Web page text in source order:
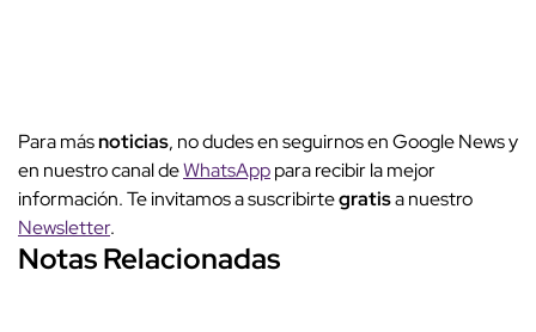
Para másnoticias, no dudes en seguirnos en Google News y
en nuestro canal deWhatsApppara recibir la mejor
información. Te invitamos a suscribirtegratisa nuestro
Newsletter.
Notas Relacionadas